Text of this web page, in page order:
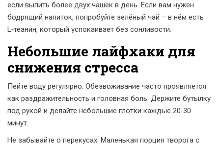
если выпить более двух чашек в день. Если вам нужен
бодрящий напиток, попробуйте зелёный чай – в нём есть
L‑теанин, который успокаивает без сонливости.
Небольшие лайфхаки для
снижения стресса
Пейте воду регулярно. Обезвоживание часто проявляется
как раздражительность и головная боль. Держите бутылку
под рукой и делайте небольшие глотки каждые 20‑30
минут.
Не забывайте о перекусах. Маленькая порция творога с